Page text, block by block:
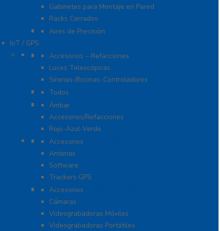
Gabinetes para Montaje en Pared
Racks Cerrados
Sistemas de Enfriamiento
Aires de Precisión
IoT / GPS
Accesorios para Motocicleta
Accesorios – Refacciones
Luces Telescópicas
Sirenas-Bocinas-Controladores
Barras para Interior
Todos
Estrobos/Giratorias
Ámbar
Accesorios/Refacciones
Rojo-Azul-Verde
IoT, GPS y Telemática
Accesorios
Antenas
Software
Trackers GPS
Videograbadoras Móviles y Portáiles
Accesorios
Cámaras
Videograbadoras Móviles
Videograbadoras Portátiles